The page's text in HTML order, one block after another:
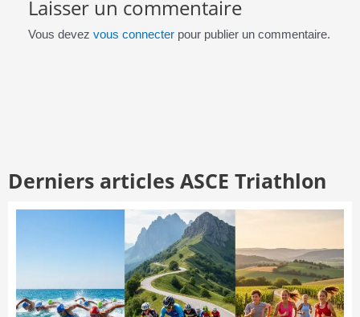
Laisser un commentaire
Vous devez vous connecterpour publier un commentaire.
Derniers articles ASCE Triathlon